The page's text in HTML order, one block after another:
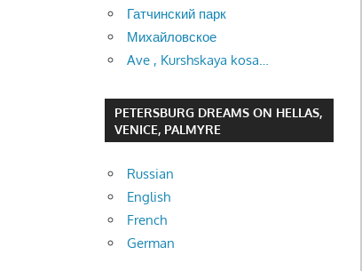
Гатчинский парк
Михайловское
Ave , Kurshskaya kosa…
PETERSBURG DREAMS ON HELLAS,
VENICE, PALMYRE
Russian
English
French
German